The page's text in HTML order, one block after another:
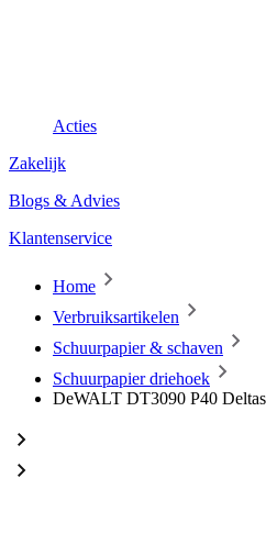
Acties
Zakelijk
Blogs & Advies
Klantenservice
Home
Verbruiksartikelen
Schuurpapier & schaven
Schuurpapier driehoek
DeWALT DT3090 P40